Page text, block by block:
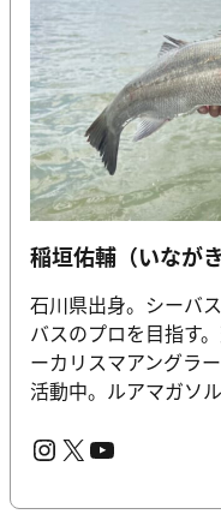
稲垣佑輔（いなが
石川県出身。シーバ
バスのプロを目指す
ーカリスマアングラ
活動中。ルアマガソ
InstagramX YouTube